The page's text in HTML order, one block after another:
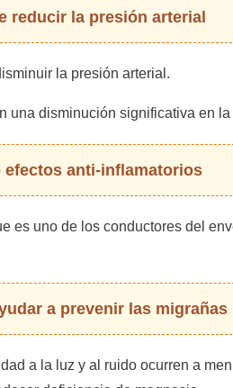
reducir la presión arterial
la presión arterial.
una disminución significativa en
efectos anti-inflamatorios
es uno de los conductores del
a prevenir las migrañas
a la luz y al ruido ocurren a